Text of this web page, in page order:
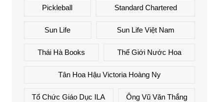
Pickleball Standard Chartered
Sun Life Sun Life Việt Nam
Thái Hà Books Thế Giới Nước Hoa
Tân Hoa Hậu Victoria Hoàng Ny
Tổ Chức Giáo Dục ILA Ông Vũ Văn Thắng